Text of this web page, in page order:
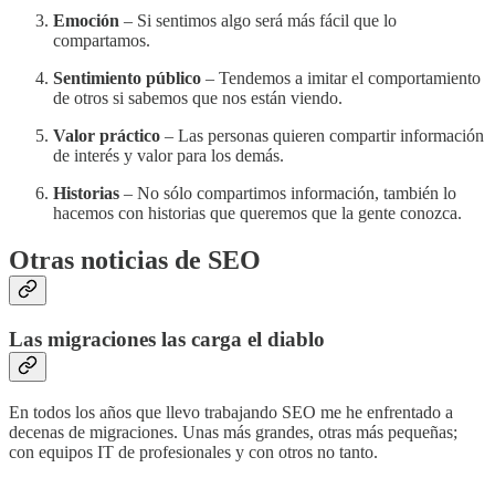
Emoción – Si sentimos algo será más fácil que lo
compartamos.
Sentimiento público – Tendemos a imitar el comportamiento
de otros si sabemos que nos están viendo.
Valor práctico – Las personas quieren compartir información
de interés y valor para los demás.
Historias – No sólo compartimos información, también lo
hacemos con historias que queremos que la gente conozca.
Otras noticias de SEO
Las migraciones las carga el diablo
En todos los años que llevo trabajando SEO me he enfrentado a
decenas de migraciones. Unas más grandes, otras más pequeñas;
con equipos IT de profesionales y con otros no tanto.